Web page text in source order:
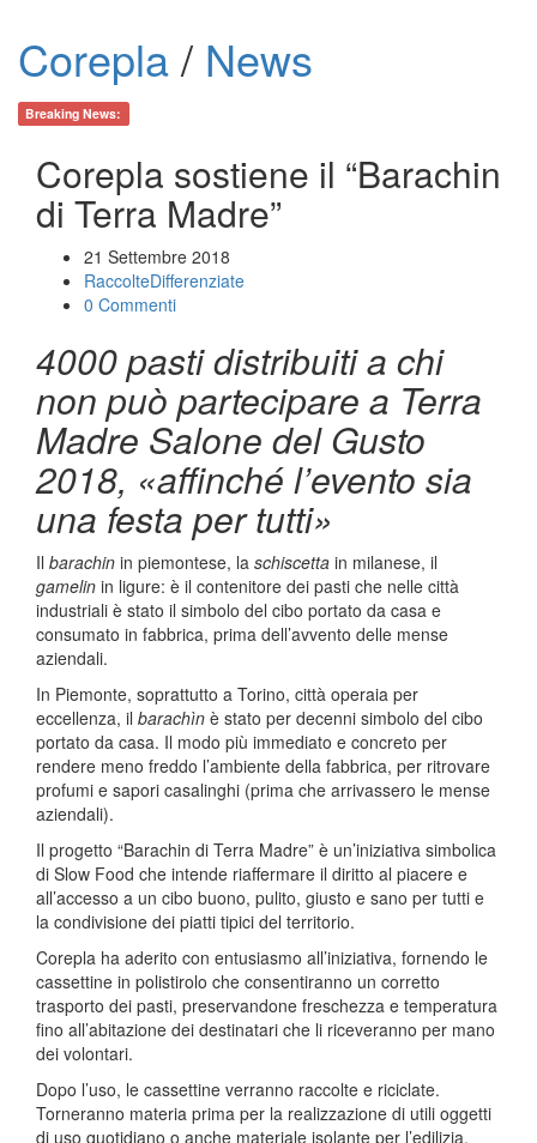
Corepla/ News
Breaking News:
Corepla sostiene il “Barachin
di Terra Madre”
21 Settembre 2018
RaccolteDifferenziate
0 Commenti
4000 pasti distribuiti a chi
non può partecipare a Terra
Madre Salone del Gusto
2018, «affinché l’evento sia
una festa per tutti»
Il barachin in piemontese, la schiscetta in milanese, il
gamelin in ligure: è il contenitore dei pasti che nelle città
industriali è stato il simbolo del cibo portato da casa e
consumato in fabbrica, prima dell’avvento delle mense
aziendali.
In Piemonte, soprattutto a Torino, città operaia per
eccellenza, il barachìn è stato per decenni simbolo del cibo
portato da casa. Il modo più immediato e concreto per
rendere meno freddo l’ambiente della fabbrica, per ritrovare
profumi e sapori casalinghi (prima che arrivassero le mense
aziendali).
Il progetto “Barachin di Terra Madre” è un’iniziativa simbolica
di Slow Food che intende riaffermare il diritto al piacere e
all’accesso a un cibo buono, pulito, giusto e sano per tutti e
la condivisione dei piatti tipici del territorio.
Corepla ha aderito con entusiasmo all’iniziativa, fornendo le
cassettine in polistirolo che consentiranno un corretto
trasporto dei pasti, preservandone freschezza e temperatura
fino all’abitazione dei destinatari che li riceveranno per mano
dei volontari.
Dopo l’uso, le cassettine verranno raccolte e riciclate.
Torneranno materia prima per la realizzazione di utili oggetti
di uso quotidiano o anche materiale isolante per l’edilizia.